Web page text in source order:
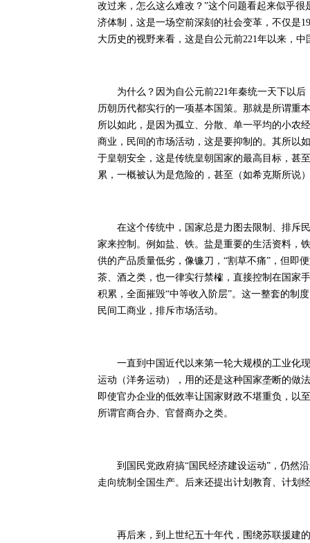
改过来，怎么这么难改？”这个问题看起来似乎
济体制，这是一场空前深刻的社会变革，不仅是
大历史的视野来看，这是自公元前221年以来，
为什么？因为自公元前221年秦统一天下以后
历朝历代都实行的一项基本国策。那就是所谓重
所以如此，是因为孤立、分散、单一平均的小农
商业，民间的市场活动，这是要抑制的。其所以
于皇朝安全，这是传统皇朝国家的最高目标，甚
累，一概被认为是危险的，甚至（如希克斯所说
在这个传统中，国家总是力图去限制、排斥民
家来控制。例如盐、铁。盐是重要的生活资料，
供的产品质量低劣，像镰刀，“割草不痛”，但即
茶、酒之类，也一律实行禁榷，直接控制在国家
积累，全面摧毁“中等收入阶层”。这一整套的制
民间工商业，排斥市场活动。
一直到中国近代以来第一轮大规模的工业化现
运动（洋务运动），用的还是这种国家垄断的做
即使官办企业的低效率让国家财政不堪重负，以
所谓官商合办、官督商办之类。
到国民党政府搞“国民经济建设运动”，仍然沿
走向统制全国生产。后来还提出计划教育、计划
再后来，到上世纪五十年代，围绕苏联援建的